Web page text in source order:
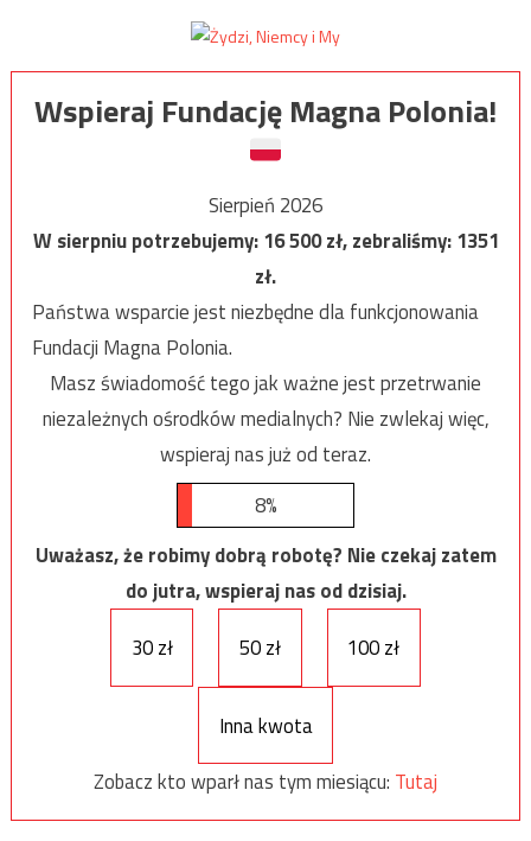
Wspieraj Fundację Magna Polonia!
Sierpień 2026
W sierpniu potrzebujemy:16 500zł, zebraliśmy:1351
zł.
Państwa wsparcie jest niezbędne dla funkcjonowania
Fundacji Magna Polonia.
Masz świadomość tego jak ważne jest przetrwanie
niezależnych ośrodków medialnych? Nie zwlekaj więc,
wspieraj nas już od teraz.
8%
Uważasz, że robimy dobrą robotę? Nie czekaj zatem
do jutra, wspieraj nas od dzisiaj.
30 zł
50 zł 100 zł
Inna kwota
Zobacz kto wparł nas tym miesiącu: Tutaj